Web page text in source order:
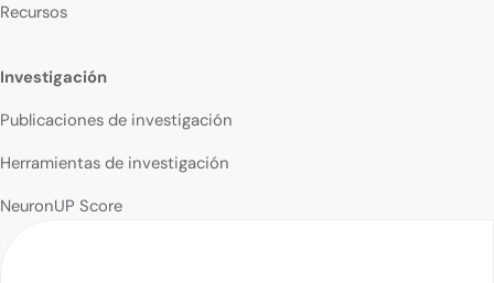
Recursos
Investigación
Publicaciones de investigación
Herramientas de investigación
NeuronUP Score